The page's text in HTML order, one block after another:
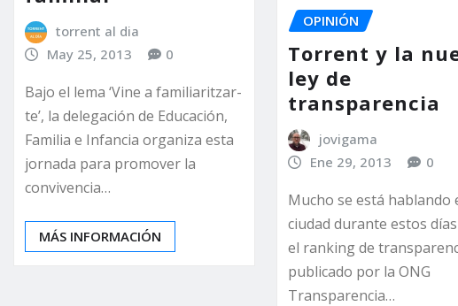
torrent al dia
May 25, 2013
0
Bajo el lema ‘Vine a familiaritzar-
te’, la delegación de Educación,
Familia e Infancia organiza esta
jornada para promover la
convivencia…
MÁS INFORMACIÓN
OPINIÓN
Torrent y la
ley de
transparencia
jovigama
Ene 29, 2013
0
Mucho se está hablando
ciudad durante estos
el ranking de
publicado por la ONG
Transparencia…